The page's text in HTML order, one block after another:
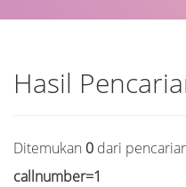
Hasil
Ditemukan 0 dari
callnumber=1